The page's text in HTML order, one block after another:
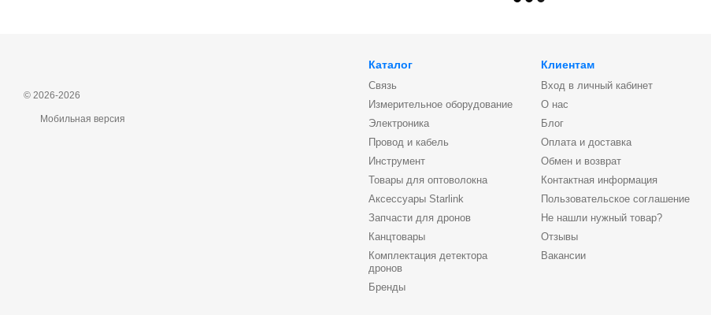
© 2026-2026
Мобильная версия
Каталог
Связь
Измерительное оборудование
Электроника
Провод и кабель
Инструмент
Товары для оптоволокна
Аксессуары Starlink
Запчасти для дронов
Канцтовары
Комплектация детектора
дронов
Бренды
Клиентам
Вход в личный кабинет
О нас
Блог
Оплата и доставка
Обмен и возврат
Контактная информация
Пользовательское соглашение
Не нашли нужный товар?
Отзывы
Вакансии